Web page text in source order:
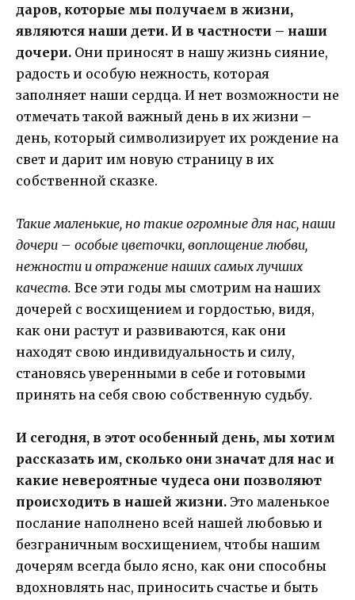
даров, которые мы получаем в жизни,
являются наши дети. И в частности – наши
дочери. Они приносят в нашу жизнь сияние,
радость и особую нежность, которая
заполняет наши сердца. И нет возможности не
отмечать такой важный день в их жизни –
день, который символизирует их рождение на
свет и дарит им новую страницу в их
собственной сказке.
Такие маленькие, но такие огромные для нас, наши
дочери – особые цветочки, воплощение любви,
нежности и отражение наших самых лучших
качеств. Все эти годы мы смотрим на наших
дочерей с восхищением и гордостью, видя,
как они растут и развиваются, как они
находят свою индивидуальность и силу,
становясь уверенными в себе и готовыми
принять на себя свою собственную судьбу.
И сегодня, в этот особенный день, мы хотим
рассказать им, сколько они значат для нас и
какие невероятные чудеса они позволяют
происходить в нашей жизни. Это маленькое
послание наполнено всей нашей любовью и
безграничным восхищением, чтобы нашим
дочерям всегда было ясно, как они способны
вдохновлять нас, приносить счастье и быть